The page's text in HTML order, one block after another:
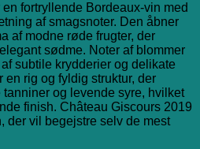
fortryllende Bordeaux-vin med
af smagsnoter. Den åbner
af modne røde frugter, der
sødme. Noter af blommer
subtile krydderier og delikate
rig og fyldig struktur, der
og levende syre, hvilket
finish. Château Giscours 2019
der vil begejstre selv de mest